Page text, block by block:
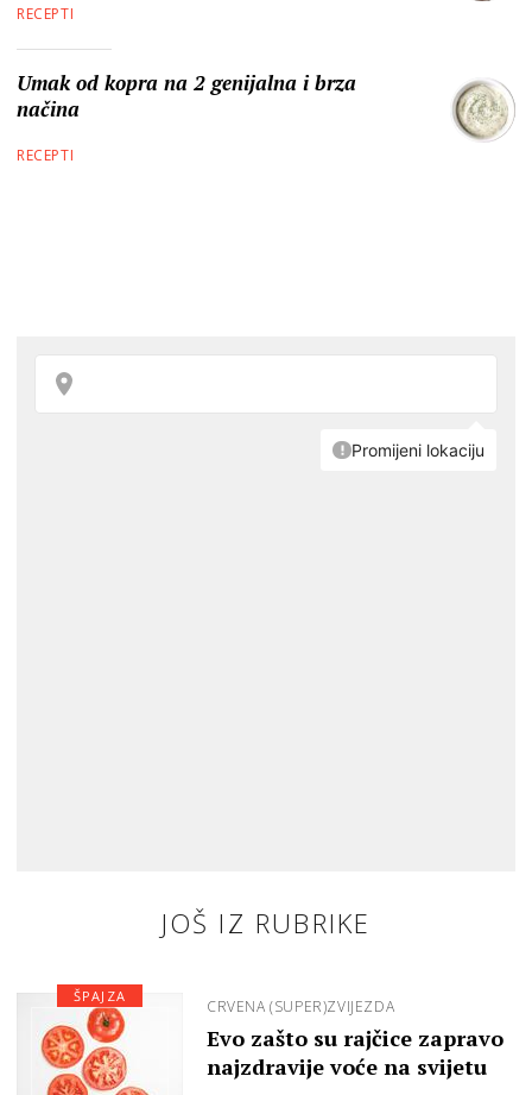
RECEPTI
Umak od kopra na 2 genijalna i brza
načina
RECEPTI
JOŠ IZ RUBRIKE
CRVENA (SUPER)ZVIJEZDA
Evo zašto su rajčice zapravo
najzdravije voće na svijetu
ŠPAJZA